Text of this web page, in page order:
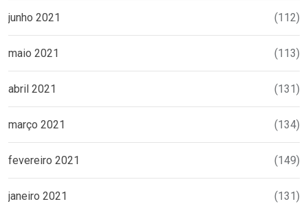
junho 2021 (112)
maio 2021 (113)
abril 2021 (131)
março 2021 (134)
fevereiro 2021 (149)
janeiro 2021 (131)